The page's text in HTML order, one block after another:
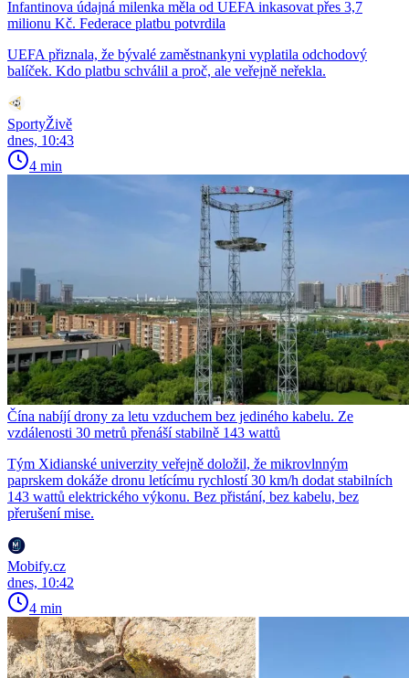
Infantinova údajná milenka měla od UEFA inkasovat přes 3,7
milionu Kč. Federace platbu potvrdila
UEFA přiznala, že bývalé zaměstnankyni vyplatila odchodový
balíček. Kdo platbu schválil a proč, ale veřejně neřekla.
SportyŽivě
dnes, 10:43
4 min
Čína nabíjí drony za letu vzduchem bez jediného kabelu. Ze
vzdálenosti 30 metrů přenáší stabilně 143 wattů
Tým Xidianské univerzity veřejně doložil, že mikrovlnným
paprskem dokáže dronu letícímu rychlostí 30 km/h dodat stabilních
143 wattů elektrického výkonu. Bez přistání, bez kabelu, bez
přerušení mise.
Mobify.cz
dnes, 10:42
4 min